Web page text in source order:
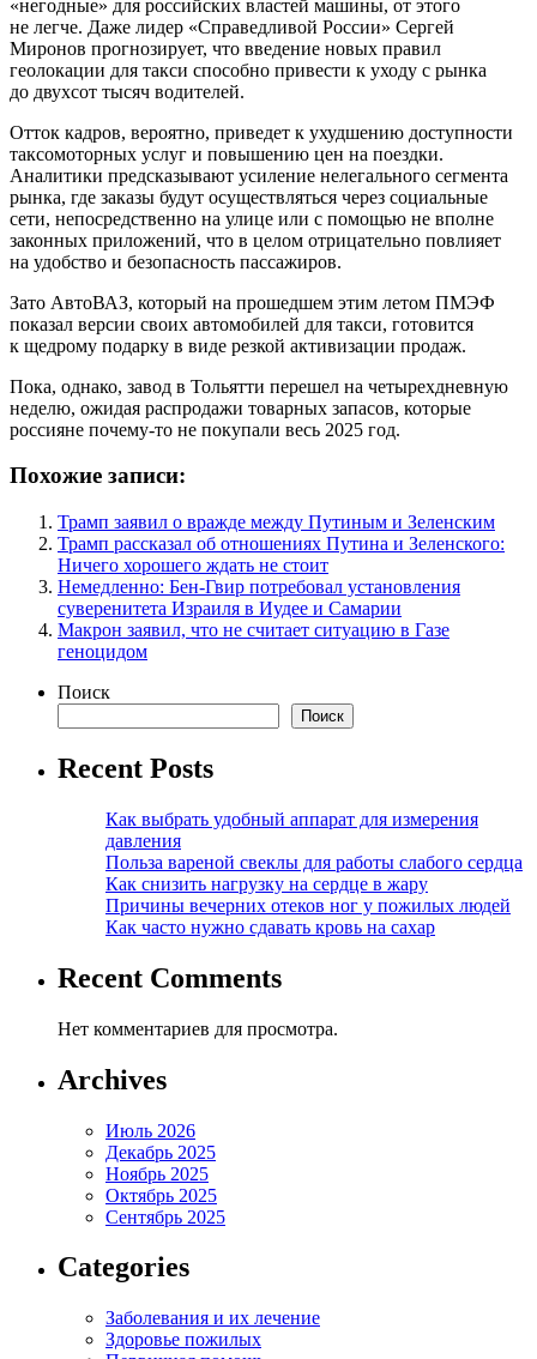
«негодные» для российских властей машины, от этого
не легче. Даже лидер «Справедливой России» Сергей
Миронов прогнозирует, что введение новых правил
геолокации для такси способно привести к уходу с рынка
до двухсот тысяч водителей.
Отток кадров, вероятно, приведет к ухудшению доступности
таксомоторных услуг и повышению цен на поездки.
Аналитики предсказывают усиление нелегального сегмента
рынка, где заказы будут осуществляться через социальные
сети, непосредственно на улице или с помощью не вполне
законных приложений, что в целом отрицательно повлияет
на удобство и безопасность пассажиров.
Зато АвтоВАЗ, который на прошедшем этим летом ПМЭФ
показал версии своих автомобилей для такси, готовится
к щедрому подарку в виде резкой активизации продаж.
Пока, однако, завод в Тольятти перешел на четырехдневную
неделю, ожидая распродажи товарных запасов, которые
россияне почему-то не покупали весь 2025 год.
Похожие записи:
Трамп заявил о вражде между Путиным и Зеленским
Трамп рассказал об отношениях Путина и Зеленского:
Ничего хорошего ждать не стоит
Немедленно: Бен-Гвир потребовал установления
суверенитета Израиля в Иудее и Самарии
Макрон заявил, что не считает ситуацию в Газе
геноцидом
Поиск
Поиск
Recent Posts
Как выбрать удобный аппарат для измерения
давления
Польза вареной свеклы для работы слабого сердца
Как снизить нагрузку на сердце в жару
Причины вечерних отеков ног у пожилых людей
Как часто нужно сдавать кровь на сахар
Recent Comments
Нет комментариев для просмотра.
Archives
Июль 2026
Декабрь 2025
Ноябрь 2025
Октябрь 2025
Сентябрь 2025
Categories
Заболевания и их лечение
Здоровье пожилых